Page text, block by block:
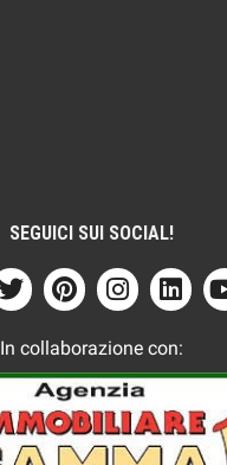
SEGUICI SUI SOCIAL!
In collaborazione con: